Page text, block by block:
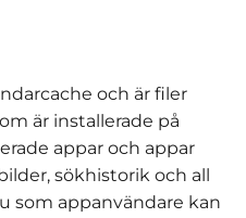
och är filer
är installerade på
appar och appar
sökhistorik och all
som appanvändare kan